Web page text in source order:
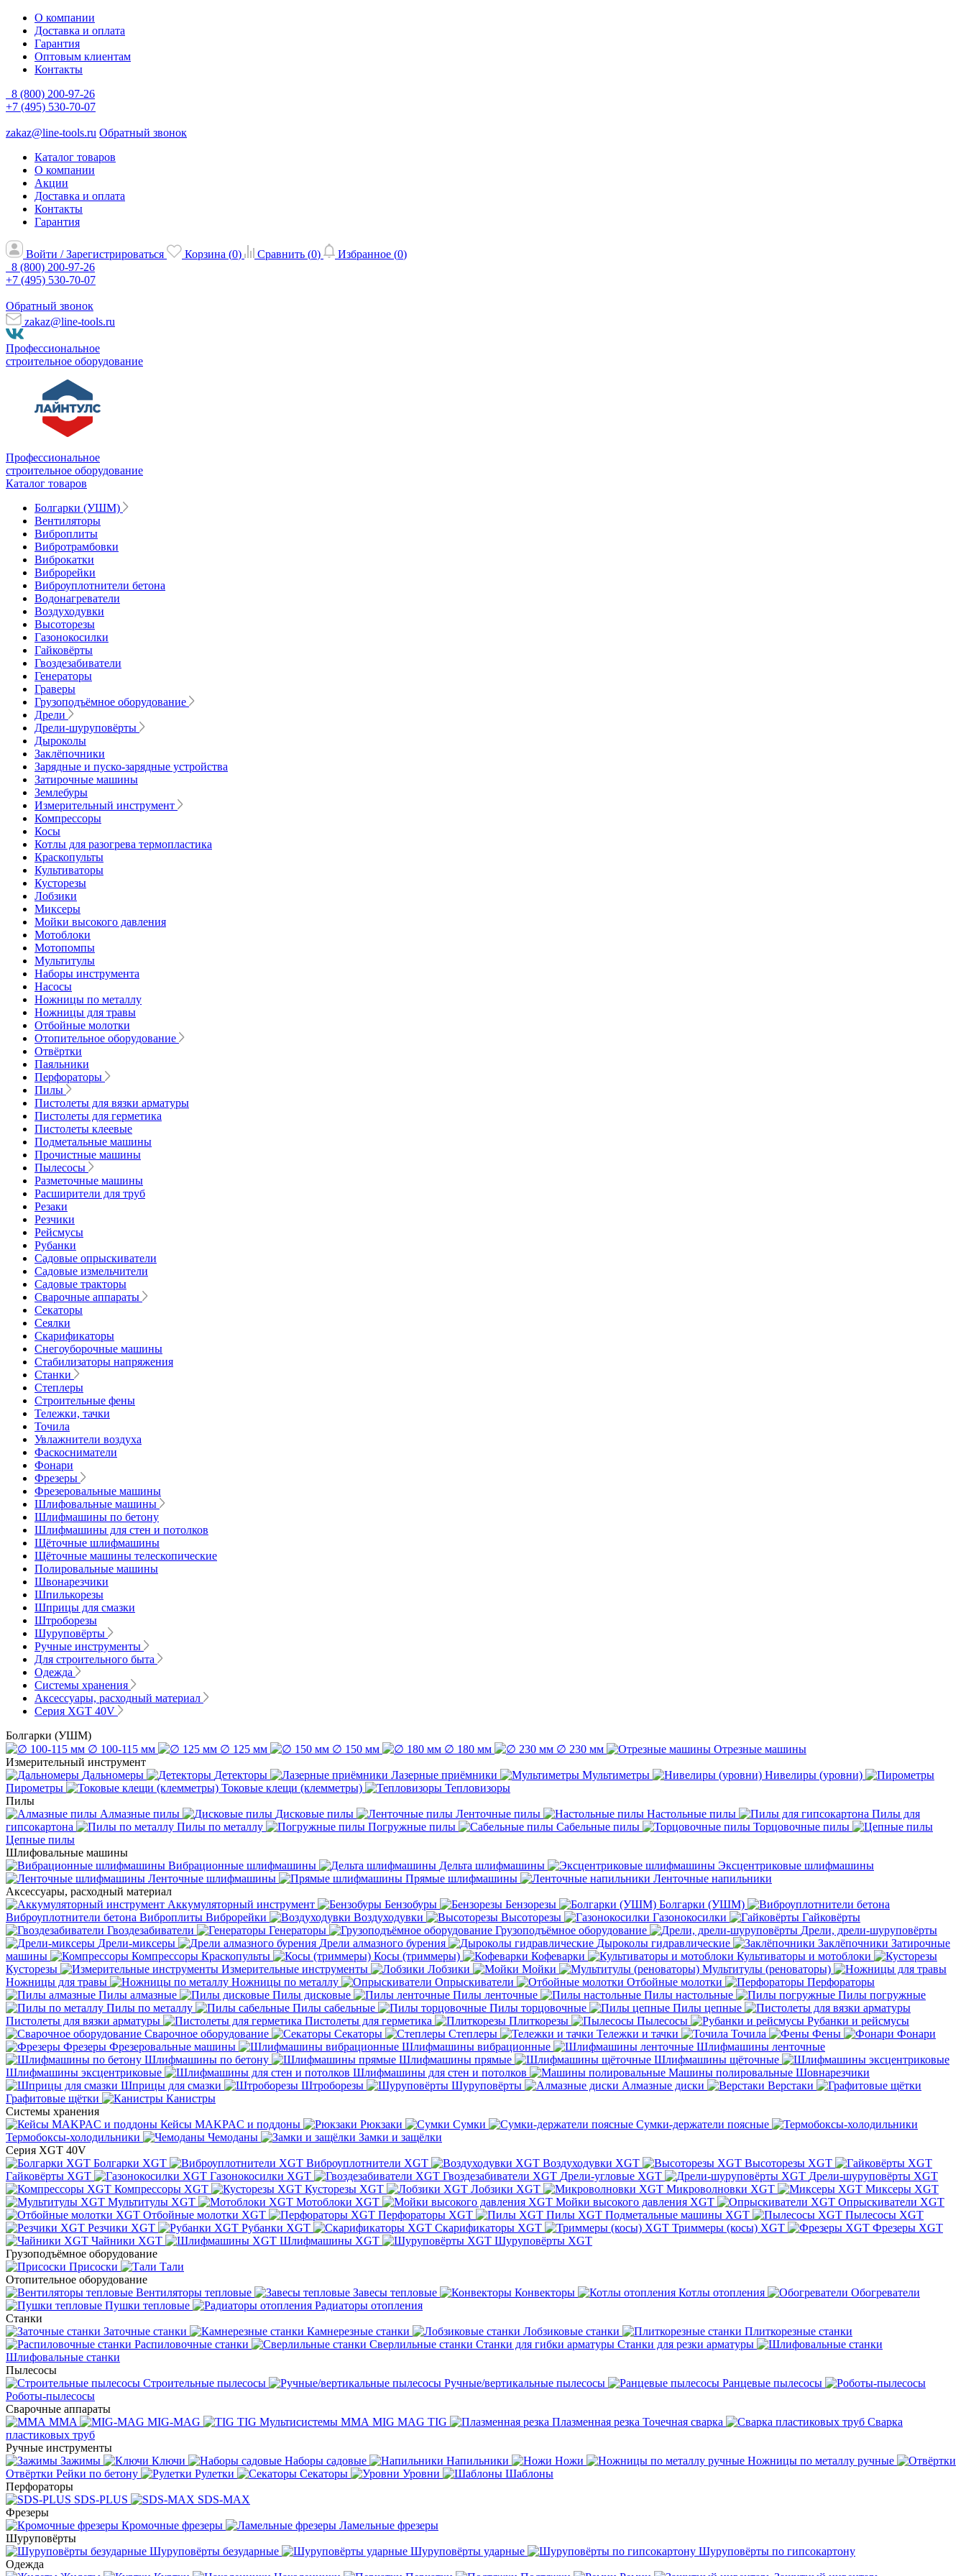
О компании
Доставка и оплата
Гарантия
Оптовым клиентам
Контакты
8 (800) 200-97-26
+7 (495) 530-70-07
zakaz@line-tools.ru Обратный звонок
Каталог товаров
О компании
Акции
Доставка и оплата
Контакты
Гарантия
Войти / Зарегистрироваться Корзина (0) Сравнить (0) Избранное (0)
8 (800) 200-97-26
+7 (495) 530-70-07
Обратный звонок
zakaz@line-tools.ru
Профессиональное
строительное оборудование
Профессиональное
строительное оборудование
Каталог товаров
Болгарки (УШМ)
Вентиляторы
Виброплиты
Вибротрамбовки
Виброкатки
Виброрейки
Виброуплотнители бетона
Водонагреватели
Воздуходувки
Высоторезы
Газонокосилки
Гайковёрты
Гвоздезабиватели
Генераторы
Граверы
Грузоподъёмное оборудование
Дрели
Дрели-шуруповёрты
Дыроколы
Заклёпочники
Зарядные и пуско-зарядные устройства
Затирочные машины
Землебуры
Измерительный инструмент
Компрессоры
Косы
Котлы для разогрева термопластика
Краскопульты
Культиваторы
Кусторезы
Лобзики
Миксеры
Мойки высокого давления
Мотоблоки
Мотопомпы
Мультитулы
Наборы инструмента
Насосы
Ножницы по металлу
Ножницы для травы
Отбойные молотки
Отопительное оборудование
Отвёртки
Паяльники
Перфораторы
Пилы
Пистолеты для вязки арматуры
Пистолеты для герметика
Пистолеты клеевые
Подметальные машины
Прочистные машины
Пылесосы
Разметочные машины
Расширители для труб
Резаки
Резчики
Рейсмусы
Рубанки
Садовые опрыскиватели
Садовые измельчители
Садовые тракторы
Сварочные аппараты
Секаторы
Сеялки
Скарификаторы
Снегоуборочные машины
Стабилизаторы напряжения
Станки
Степлеры
Строительные фены
Тележки, тачки
Точила
Увлажнители воздуха
Фаскосниматели
Фонари
Фрезеры
Фрезеровальные машины
Шлифовальные машины
Шлифмашины по бетону
Шлифмашины для стен и потолков
Щёточные шлифмашины
Щёточные машины телескопические
Полировальные машины
Швонарезчики
Шпилькорезы
Шприцы для смазки
Штроборезы
Шуруповёрты
Ручные инструменты
Для строительного быта
Одежда
Системы хранения
Аксессуары, расходный материал
Серия XGT 40V
Болгарки (УШМ)
∅ 100-115 мм
∅ 125 мм ∅ 150 мм ∅ 180 мм ∅ 230 мм
Отрезные машины
Измерительный инструмент
Дальномеры
Детекторы Лазерные приёмники Мультиметры
Нивелиры (уровни)
Пирометры
Токовые клещи (клемметры)
Тепловизоры
Пилы
Алмазные пилы
Дисковые пилы Ленточные пилы Настольные пилы
Пилы для
гипсокартона
Пилы по металлу Погружные пилы Сабельные пилы
Торцовочные пилы
Цепные пилы
Шлифовальные машины
Вибрационные шлифмашины
Дельта шлифмашины
Эксцентриковые шлифмашины
Ленточные шлифмашины
Прямые шлифмашины
Ленточные напильники
Аксессуары, расходный материал
Аккумуляторный инструмент
Бензобуры Бензорезы
Болгарки (УШМ)
Виброуплотнители бетона Виброплиты Виброрейки Воздуходувки Высоторезы Газонокосилки
Гайковёрты
Гвоздезабиватели
Генераторы Грузоподъёмное оборудование
Дрели, дрели-шуруповёрты
Дрели-миксеры
Дрели алмазного бурения Дыроколы гидравлические Заклёпочники Затирочные
машины
Компрессоры Краскопульты Косы (триммеры) Кофеварки
Культиваторы и мотоблоки
Кусторезы
Измерительные инструменты Лобзики Мойки
Мультитулы (реноваторы)
Ножницы для травы
Ножницы по металлу Опрыскиватели Отбойные молотки
Перфораторы
Пилы алмазные
Пилы дисковые Пилы ленточные Пилы настольные
Пилы погружные
Пилы по металлу
Пилы сабельные Пилы торцовочные
Пилы цепные
Пистолеты для вязки арматуры
Пистолеты для герметика Плиткорезы Пылесосы
Рубанки и рейсмусы
Сварочное оборудование
Секаторы Степлеры Тележки и тачки Точила Фены
Фонари
Фрезеры Фрезеровальные машины Шлифмашины вибрационные
Шлифмашины ленточные
Шлифмашины по бетону
Шлифмашины прямые
Шлифмашины щёточные
Шлифмашины эксцентриковые
Шлифмашины для стен и потолков Машины полировальные Шовнарезчики
Шприцы для смазки
Штроборезы Шуруповёрты Алмазные диски
Верстаки
Графитовые щётки
Канистры
Системы хранения
Кейсы MAKPAC и поддоны
Рюкзаки Сумки
Сумки-держатели поясные
Термобоксы-холодильники
Чемоданы
Замки и защёлки
Серия XGT 40V
Болгарки XGT
Виброуплотнители XGT Воздуходувки XGT
Высоторезы XGT
Гайковёрты XGT
Газонокосилки XGT Гвоздезабиватели XGT Дрели-угловые XGT
Дрели-шуруповёрты XGT
Компрессоры XGT
Кусторезы XGT Лобзики XGT Микроволновки XGT
Миксеры XGT
Мультитулы XGT
Мотоблоки XGT Мойки высокого давления XGT
Опрыскиватели XGT
Отбойные молотки XGT
Перфораторы XGT Пилы XGT Подметальные машины XGT
Пылесосы XGT
Резчики XGT
Рубанки XGT Скарификаторы XGT Триммеры (косы) XGT
Фрезеры XGT
Чайники XGT
Шлифмашины XGT
Шуруповёрты XGT
Грузоподъёмное оборудование
Присоски
Тали
Отопительное оборудование
Вентиляторы тепловые
Завесы тепловые Конвекторы Котлы отопления
Обогреватели
Пушки тепловые
Радиаторы отопления
Станки
Заточные станки
Камнерезные станки Лобзиковые станки
Плиткорезные станки
Распиловочные станки
Сверлильные станки Станки для гибки арматуры Станки для резки арматуры
Шлифовальные станки
Пылесосы
Строительные пылесосы
Ручные/вертикальные пылесосы
Ранцевые пылесосы
Роботы-пылесосы
Сварочные аппараты
MMA
MIG-MAG TIG Мультисистемы ММА MIG MAG TIG Плазменная резка Точечная сварка
Cварка
пластиковых труб
Ручные инструменты
Зажимы
Ключи Наборы садовые Напильники Ножи
Ножницы по металлу ручные
Отвёртки Рейки по бетону Рулетки Секаторы Уровни
Шаблоны
Перфораторы
SDS-PLUS
SDS-MAX
Фрезеры
Кромочные фрезеры
Ламельные фрезеры
Шуруповёрты
Шуруповёрты безударные
Шуруповёрты ударные
Шуруповёрты по гипсокартону
Одежда